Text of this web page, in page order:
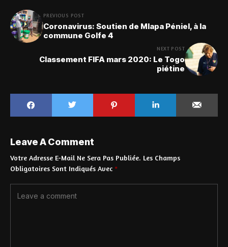
PREVIOUS POST
Coronavirus: Soutien de Mlapa Péniel, à la
commune Golfe 4
NEXT POST
Classement FIFA mars 2020: Le Togo
piétine
Leave A Comment
Votre Adresse E-Mail Ne Sera Pas Publiée. Les Champs
Obligatoires Sont Indiqués Avec *